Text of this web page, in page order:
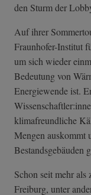
den Sturm der
Auf ihrer
Fraunhofer-Institut
um sich wieder
Bedeutung von
Energiewende ist.
klimafreundliche
Mengen auskommt
Bestandsgebäuden
Schon seit mehr
Freiburg, unter